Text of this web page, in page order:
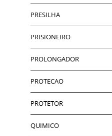
PRESILHA
PRISIONEIRO
PROLONGADOR
PROTECAO
PROTETOR
QUIMICO